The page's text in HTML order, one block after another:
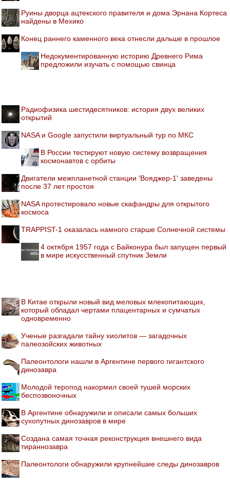
Руины дворца ацтекского правителя и дома Эрнана Кортеса
найдены в Мехико
Конец раннего каменного века отнесли дальше в прошлое
Недокументированную историю Древнего Рима
предложили изучать с помощью свинца
Радиофизика шестидесятников: история двух великих
открытий
NASA и Google запустили виртуальный тур по МКС
В России тестируют новую систему возвращения
космонавтов с орбиты
Двигатели межпланетной станции 'Вояджер-1' заведены
после 37 лет простоя
NASA протестировало новые скафандры для открытого
космоса
TRAPPIST-1 оказалась намного старше Солнечной системы
4 октября 1957 года с Байконура был запущен первый
в мире искусственный спутник Земли
В Китае открыли новый вид меловых млекопитающих,
который обладал чертами плацентарных и сумчатых
одновременно
Ученые разгадали тайну хиолитов — загадочных
палеозойских животных
Палеонтологи нашли в Аргентине первого гигантского
динозавра
Молодой теропод накормил своей тушей морских
беспозвоночных
В Аргентине обнаружили и описали самых больших
сухопутных динозавров в мире
Создана самая точная реконструкция внешнего вида
тираннозавра
Палеонтологи обнаружили крупнейшие следы динозавров